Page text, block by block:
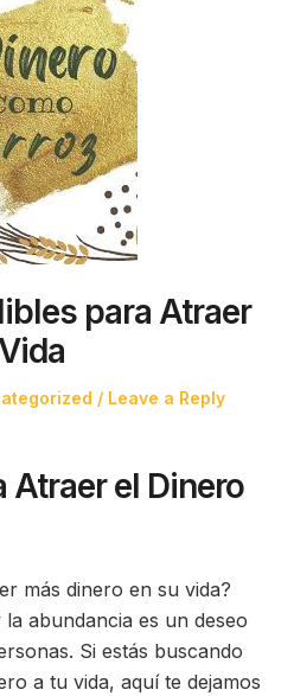
para Atraer
Leave a Reply
Atraer el Dinero
más dinero en su vida?
abundancia es un deseo
Si estás buscando
a tu vida, aquí te dejamos